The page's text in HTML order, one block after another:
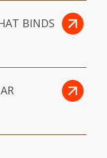
BINDS